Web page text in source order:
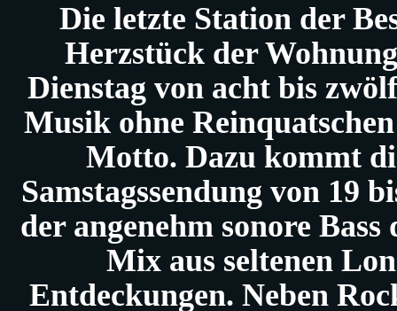
Die letzte Station der
Herzstück der
Dienstag von acht bis
Musik ohne
Motto. Dazu kommt
Samstagssendung von 19
der angenehm sonore
Mix aus seltenen
Entdeckungen. Neben